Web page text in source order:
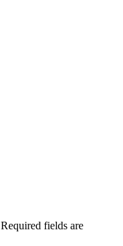
Required fields are